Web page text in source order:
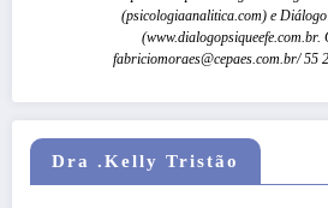
(psicologiaanalitica.com) e Diálogo
(www.dialogopsiqueefe.com.br.
fabriciomoraes@cepaes.com.br/ 55
Dra .Kelly Tristão